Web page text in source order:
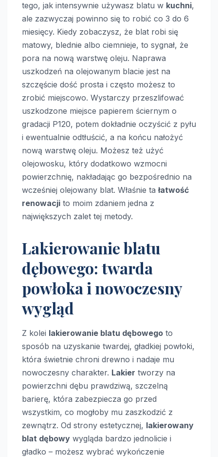
tego, jak intensywnie używasz blatu w kuchni,
ale zazwyczaj powinno się to robić co 3 do 6
miesięcy. Kiedy zobaczysz, że blat robi się
matowy, blednie albo ciemnieje, to sygnał, że
pora na nową warstwę oleju. Naprawa
uszkodzeń na olejowanym blacie jest na
szczęście dość prosta i często możesz to
zrobić miejscowo. Wystarczy przeszlifować
uszkodzone miejsce papierem ściernym o
gradacji P120, potem dokładnie oczyścić z pyłu
i ewentualnie odtłuścić, a na końcu nałożyć
nową warstwę oleju. Możesz też użyć
olejowosku, który dodatkowo wzmocni
powierzchnię, nakładając go bezpośrednio na
wcześniej olejowany blat. Właśnie tałatwość
renowacji to moim zdaniem jedna z
największych zalet tej metody.
Lakierowanie blatu
dębowego: twarda
powłoka i nowoczesny
wygląd
Z kolei lakierowanie blatu dębowego to
sposób na uzyskanie twardej, gładkiej powłoki,
która świetnie chroni drewno i nadaje mu
nowoczesny charakter. Lakier tworzy na
powierzchni dębu prawdziwą, szczelną
barierę, która zabezpiecza go przed
wszystkim, co mogłoby mu zaszkodzić z
zewnątrz. Od strony estetycznej, lakierowany
blat dębowy wygląda bardzo jednolicie i
gładko – możesz wybrać wykończenie